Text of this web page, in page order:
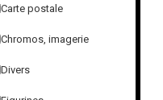
Carte postale
Chromos, imagerie
Divers